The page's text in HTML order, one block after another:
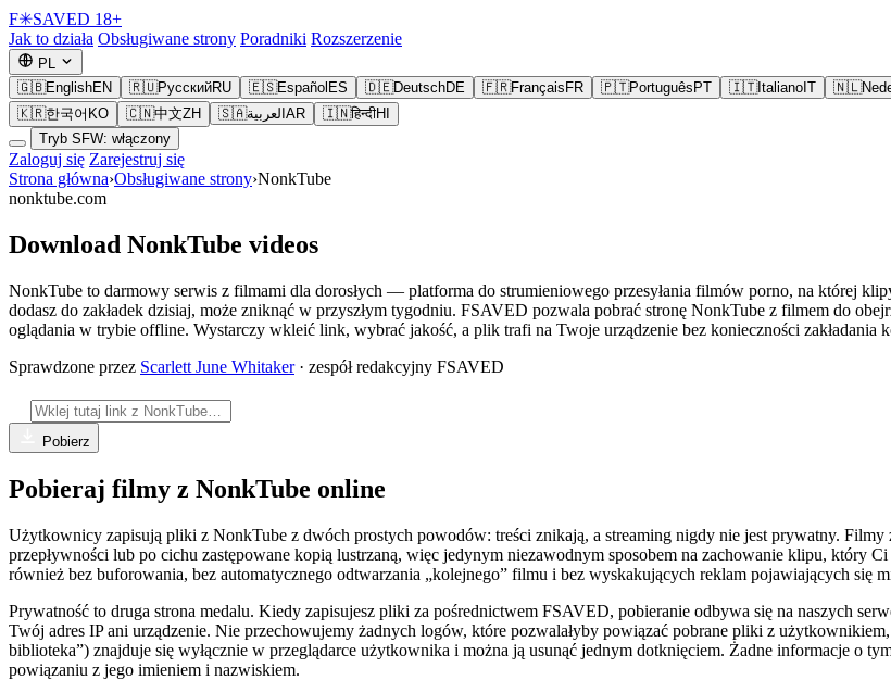
F✳SAVED 18+
Jak to działa Obsługiwane strony Poradniki Rozszerzenie
PL
🇬🇧EnglishEN 🇷🇺РусскийRU 🇪🇸Español ES 🇩🇪DeutschDE 🇫🇷Français FR 🇵🇹Português PT 🇮🇹Italiano IT 🇳🇱
🇰🇷한국어 KO 🇨🇳中文ZH 🇸🇦العربية AR 🇮🇳हिन्दीHI
Tryb SFW: włączony
Zaloguj się Zarejestruj się
Strona główna›Obsługiwane strony›NonkTube
nonktube.com
Download NonkTube videos
NonkTube to darmowy serwis z filmami dla dorosłych — platforma do strumieniowego przesyłania filmów porno, na której
dodasz do zakładek dzisiaj, może zniknąć w przyszłym tygodniu. FSAVED pozwala pobrać stronę NonkTube z filmem do
oglądania w trybie offline. Wystarczy wkleić link, wybrać jakość, a plik trafi na Twoje urządzenie bez konieczności zakładania
Sprawdzone przez Scarlett June Whitaker· zespół redakcyjny FSAVED
Pobierz
Pobieraj filmy z NonkTube online
Użytkownicy zapisują pliki z NonkTube z dwóch prostych powodów: treści znikają, a streaming nigdy nie jest prywatny. Filmy
przepływności lub po cichu zastępowane kopią lustrzaną, więc jedynym niezawodnym sposobem na zachowanie klipu, który
również bez buforowania, bez automatycznego odtwarzania „kolejnego” filmu i bez wyskakujących reklam pojawiających się
Prywatność to druga strona medalu. Kiedy zapisujesz pliki za pośrednictwem FSAVED, pobieranie odbywa się na naszych
Twój adres IP ani urządzenie. Nie przechowujemy żadnych logów, które pozwalałyby powiązać pobrane pliki z
biblioteka”) znajduje się wyłącznie w przeglądarce użytkownika i można ją usunąć jednym dotknięciem. Żadne informacje o
powiązaniu z jego imieniem i nazwiskiem.